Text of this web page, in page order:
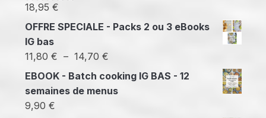
Note5.00
18,95 €
OFFRE SPECIALE - Packs 2 ou 3 eBooks
IG bas
11,80 € – 14,70 €Plage
de
EBOOK - Batch cooking IG BAS - 12
semaines de menus
9,90 €